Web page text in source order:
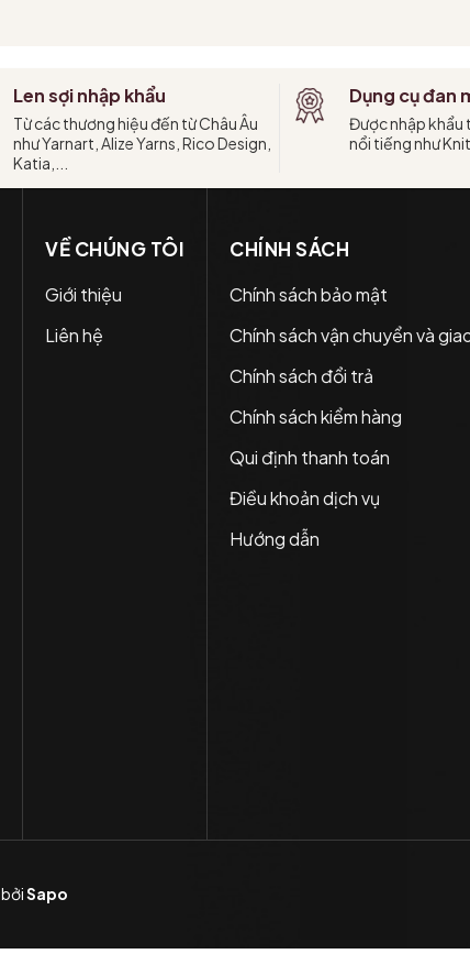
Len sợi nhập khẩu
Từ các thương hiệu đến từ Châu Âu
như Yarnart, Alize Yarns, Rico Design,
Katia,...
Dụng cụ đan
Được nhập khẩu
nổi tiếng như
VỀ CHÚNG TÔI
Giới thiệu
Liên hệ
CHÍNH SÁCH
Chính sách bảo mật
Chính sách vận chuyển và
Chính sách đổi trả
Chính sách kiểm hàng
Qui định thanh toán
Điều khoản dịch vụ
Hướng dẫn
Sapo